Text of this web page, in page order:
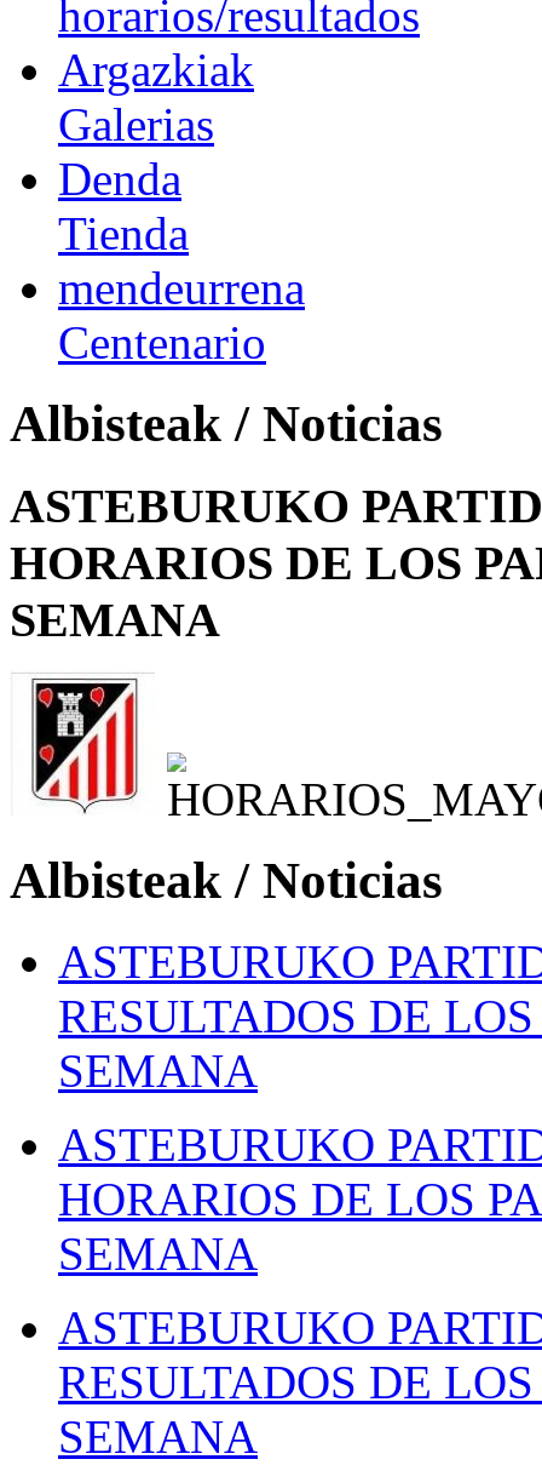
horarios/resultados
Argazkiak
Galerias
Denda
Tienda
mendeurrena
Centenario
Albisteak / Noticias
ASTEBURUKO
HORARIOS DE LOS
SEMANA
Albisteak / Noticias
ASTEBURUKO
RESULTADOS DE
SEMANA
ASTEBURUKO
HORARIOS DE LOS
SEMANA
ASTEBURUKO
RESULTADOS DE
SEMANA